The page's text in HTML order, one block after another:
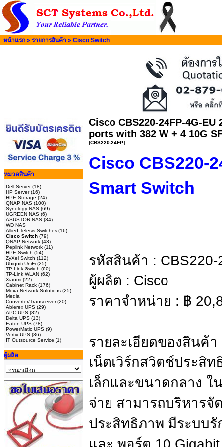
หน้าแรก » รายการสินค้า » Cisco Switch
หมวดสินค้า
Dell Server(18)
HP Server(16)
HPE Storage (24)
QNAP NAS (100)
Synology NAS (69)
UGREEN NAS (6)
ASUSTOR NAS (34)
WD NAS
Allied Telesis Switches (16)
Cisco Switch (79)
QNAP Network (43)
Peplink Network (11)
HPE Switch (54)
ZyXel Switch (112)
Ubiquiti UniFi (25)
TP-Link Switch (60)
TP-Link WLAN (62)
Xiaomi (22)
Cabinet Rack (176)
Moxa Network Solutions (25)
Media
Converter/Transceiver(20)
Ablerex UPS (29)
APC UPS (82)
Delta UPS (13)
Eaton UPS (78)
PowerMatic UPS (9)
Vertiv UPS (36)
IT Outsource Service (1)
ผู้ผลิต
Cisco CBS220-24FP-4G-
ports with 382 W + 4 10G
[CBS220-24FP]
Cisco CBS220-
Smart Switch
รหัสสินค้า : CBS220-
ผู้ผลิต : Cisco
ราคาจำหน่าย : ฿
รายละเอียดของสินค้
เน็ตเวิร์กสวิตช์ประสิ
เล็กและขนาดกลาง
จ่าย สามารถบริหารจั
ประสิทธิภาพ มีระบบ